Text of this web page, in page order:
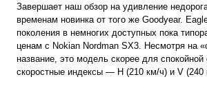
Завершает наш обзор на удивление
временам новинка от того же Goodyear.
поколения в немногих доступных пока
ценам с Nokian Nordman SX3. Несмотря на
название, это модель скорее для
скоростные индексы — H (210 км/ч) и V (240